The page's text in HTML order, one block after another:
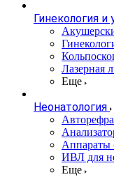
Гинекология и
Лазерная
Еще
Неонатология
Аппараты
ИВЛ для
Еще